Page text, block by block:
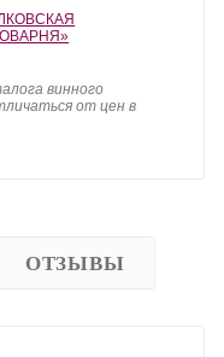
винного
от цен в
ОТЗЫВЫ